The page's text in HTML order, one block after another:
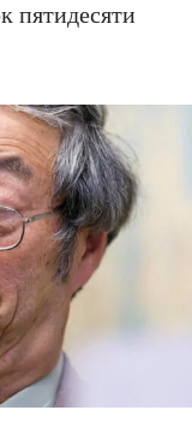
пятидесяти